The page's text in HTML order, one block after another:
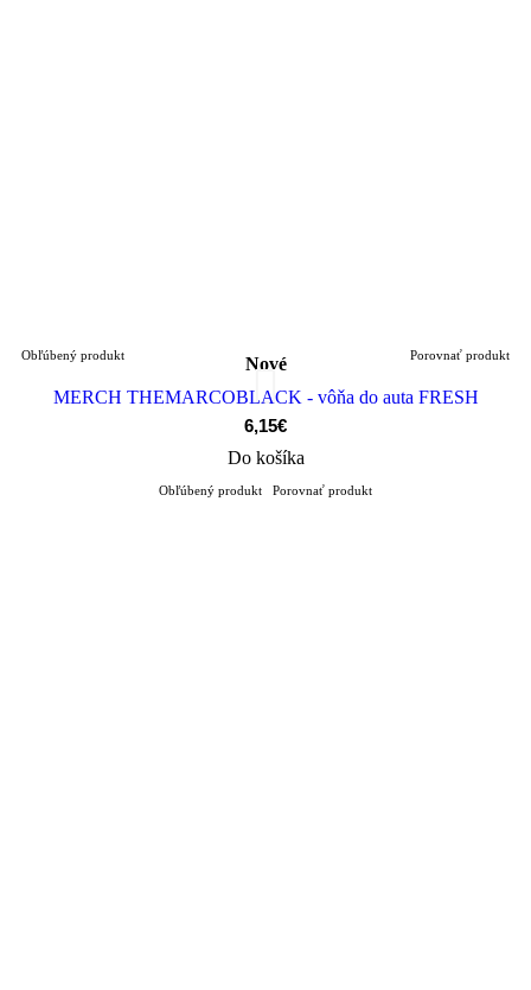
Nové
Obľúbený produkt Porovnať produkt
MERCH THEMARCOBLACK - vôňa do auta FRESH
6,15€
Do košíka
Obľúbený produkt Porovnať produkt